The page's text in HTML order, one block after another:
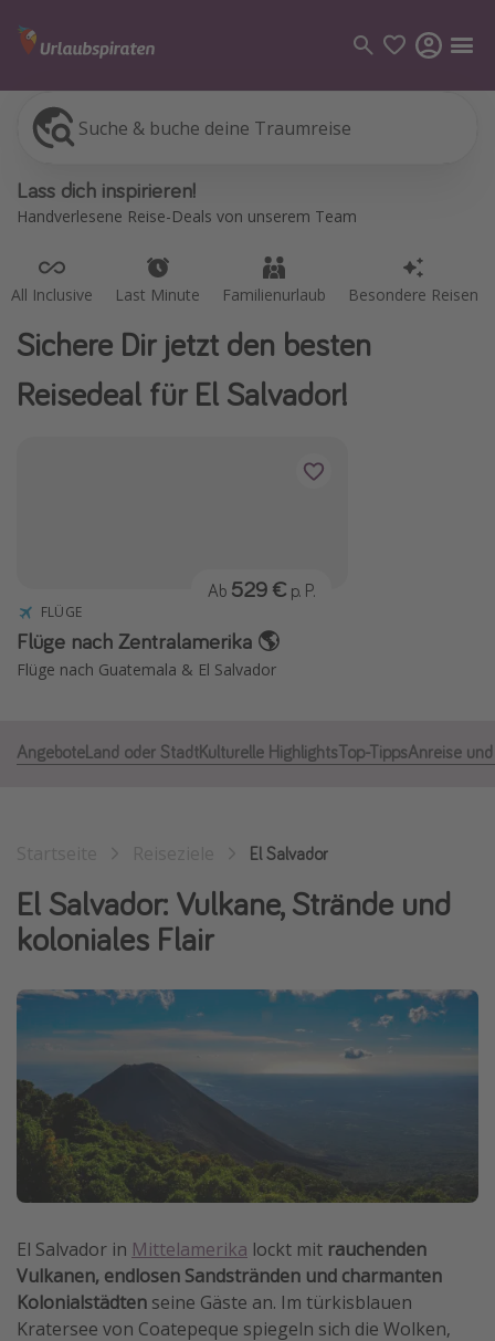
Suche & buche deine Traumreise
Lass dich inspirieren!
Handverlesene Reise-Deals von unserem Team
All Inclusive Last Minute Familienurlaub Besondere Reisen
All Inclusive
Flüge
Pauschalreisen
Kefalonia Urlaub
Krabi Urlaub
Japan Rundreise
Wellnessurlaub
Disneyland Paris
Roadtrips
Strandurlaub
Gruppenreisen
Hotels in Hamburg
Hotels in Amsterdam
Weitere Themen
Sichere Dir jetzt den besten
Reisedeal für El Salvador!
FLÜGE
Flüge nach Zentralamerika 🌎
Flüge nach Guatemala & El Salvador
Ab 529 € p. P.
AngeboteLand oder StadtKulturelle HighlightsTop-TippsAnreise
El Salvador
El Salvador: Vulkane, Strände und
koloniales Flair
El Salvador in Mittelamerika lockt mit rauchenden
Vulkanen, endlosen Sandstränden und charmanten
Kolonialstädten seine Gäste an. Im türkisblauen
Kratersee von Coatepeque spiegeln sich die Wolken,